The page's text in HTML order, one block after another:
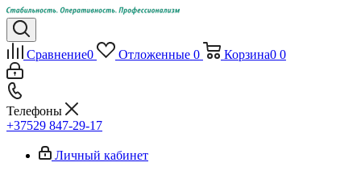
Сравнение0 Отложенные 0 Корзина0 0
Телефоны
+37529 847-29-17‬
Личный кабинет